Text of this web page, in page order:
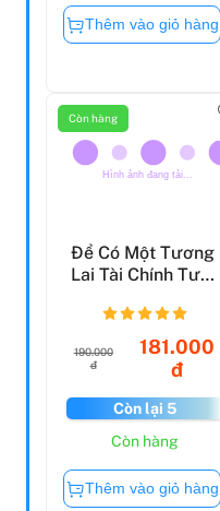
Thêm vào giỏ hàng
Còn hàng
Để Có Một Tương
Lai Tài Chính Tươi
Sáng
181.000